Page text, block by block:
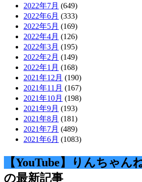
2022年7月 (649)
2022年6月 (333)
2022年5月 (169)
2022年4月 (126)
2022年3月 (195)
2022年2月 (149)
2022年1月 (168)
2021年12月 (190)
2021年11月 (167)
2021年10月 (198)
2021年9月 (193)
2021年8月 (181)
2021年7月 (489)
2021年6月 (1083)
【YouTube】りんちゃん
の最新記事